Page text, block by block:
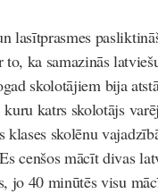
lasītprasmes
to, ka samazinās
skolotājiem bija
katrs skolotājs
klases skolēnu
cenšos mācīt divas
jo 40 minūtēs visu